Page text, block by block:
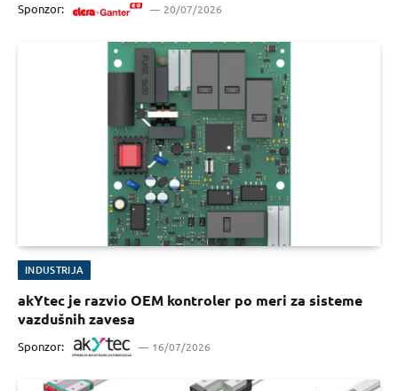
Sponzor: 20/07/2026
INDUSTRIJA
akYtec je razvio OEM kontroler po meri za sisteme
vazdušnih zavesa
Sponzor: 16/07/2026